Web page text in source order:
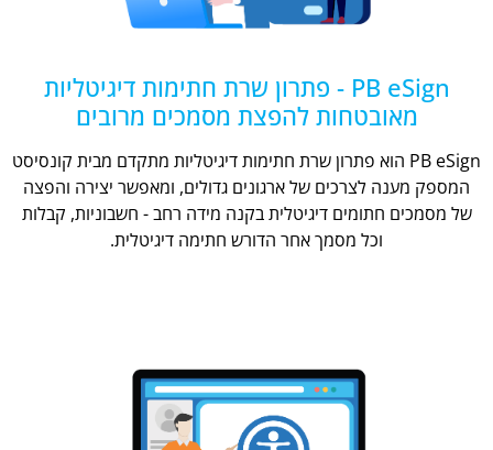
PB eSign - פתרון שרת חתימות דיגיטליות
מאובטחות להפצת מסמכים מרובים
PB eSign הוא פתרון שרת חתימות דיגיטליות מתקדם מבית קונסיסט
המספק מענה לצרכים של ארגונים גדולים, ומאפשר יצירה והפצה
של מסמכים חתומים דיגיטלית בקנה מידה רחב - חשבוניות, קבלות
וכל מסמך אחר הדורש חתימה דיגיטלית.